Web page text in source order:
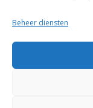
Beheer diensten
10